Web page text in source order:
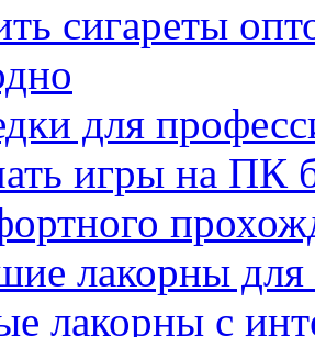
сигареты
для
игры на ПК
лакорны для
лакорны с